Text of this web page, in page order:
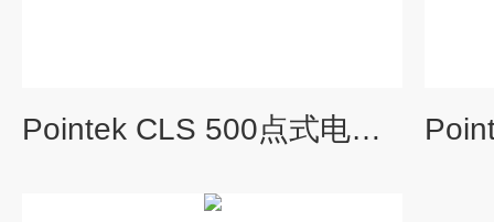
Pointek CLS 500点式电容物位计7ML5602系列